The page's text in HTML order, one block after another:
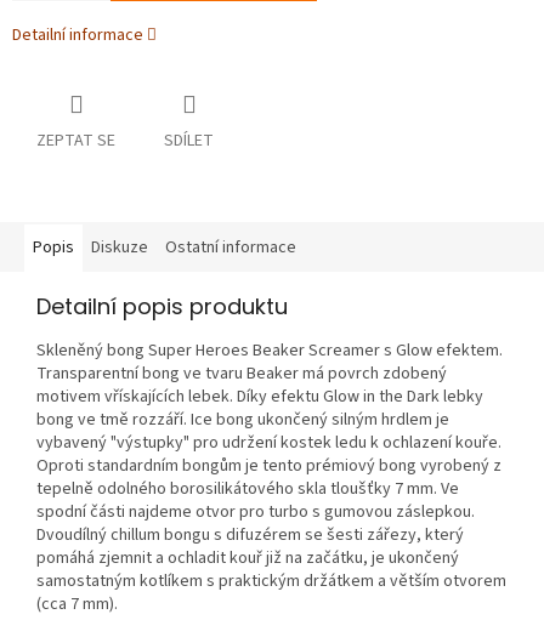
Detailní informace
ZEPTAT SE SDÍLET
Popis Diskuze Ostatní informace
Detailní popis produktu
Skleněný bong Super Heroes Beaker Screamer s Glow efektem.
Transparentní bong ve tvaru Beaker má povrch zdobený
motivem vřískajících lebek. Díky efektu Glow in the Dark lebky
bong ve tmě rozzáří. Ice bong ukončený silným hrdlem je
vybavený "výstupky" pro udržení kostek ledu k ochlazení kouře.
Oproti standardním bongům je tento prémiový bong vyrobený z
tepelně odolného borosilikátového skla tloušťky 7 mm. Ve
spodní části najdeme otvor pro turbo s gumovou záslepkou.
Dvoudílný chillum bongu s difuzérem se šesti zářezy, který
pomáhá zjemnit a ochladit kouř již na začátku, je ukončený
samostatným kotlíkem s praktickým držátkem a větším otvorem
(cca 7 mm).